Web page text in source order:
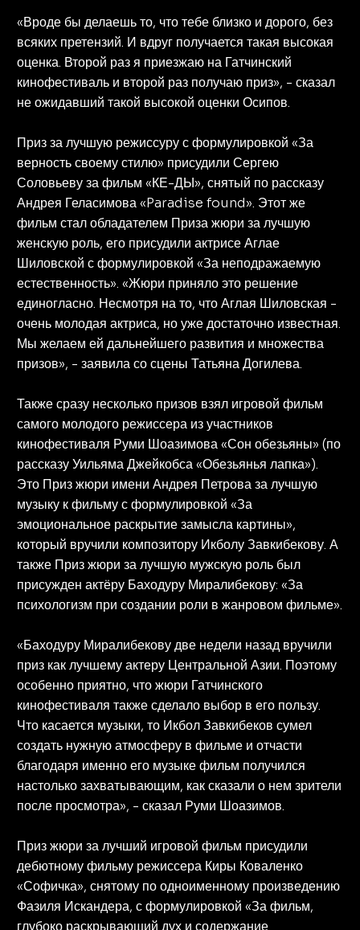
«Вроде бы делаешь то, что тебе близко и дорого, без
всяких претензий. И вдруг получается такая высокая
оценка. Второй раз я приезжаю на Гатчинский
кинофестиваль и второй раз получаю приз», - сказал
не ожидавший такой высокой оценки Осипов.
Приз за лучшую режиссуру с формулировкой «За
верность своему стилю» присудили Сергею
Соловьеву за фильм «КЕ-ДЫ», снятый по рассказу
Андрея Геласимова «Paradise found». Этот же
фильм стал обладателем Приза жюри за лучшую
женскую роль, его присудили актрисе Аглае
Шиловской с формулировкой «За неподражаемую
естественность». «Жюри приняло это решение
единогласно. Несмотря на то, что Аглая Шиловская -
очень молодая актриса, но уже достаточно известная.
Мы желаем ей дальнейшего развития и множества
призов», - заявила со сцены Татьяна Догилева.
Также сразу несколько призов взял игровой фильм
самого молодого режиссера из участников
кинофестиваля Руми Шоазимова «Сон обезьяны» (по
рассказу Уильяма Джейкобса «Обезьянья лапка»).
Это Приз жюри имени Андрея Петрова за лучшую
музыку к фильму с формулировкой «За
эмоциональное раскрытие замысла картины»,
который вручили композитору Икболу Завкибекову. А
также Приз жюри за лучшую мужскую роль был
присужден актёру Баходуру Миралибекову: «За
психологизм при создании роли в жанровом фильме».
«Баходуру Миралибекову две недели назад вручили
приз как лучшему актеру Центральной Азии. Поэтому
особенно приятно, что жюри Гатчинского
кинофестиваля также сделало выбор в его пользу.
Что касается музыки, то Икбол Завкибеков сумел
создать нужную атмосферу в фильме и отчасти
благодаря именно его музыке фильм получился
настолько захватывающим, как сказали о нем зрители
после просмотра», - сказал Руми Шоазимов.
Приз жюри за лучший игровой фильм присудили
дебютному фильму режиссера Киры Коваленко
«Софичка», снятому по одноименному произведению
Фазиля Искандера, с формулировкой «За фильм,
глубоко раскрывающий дух и содержание